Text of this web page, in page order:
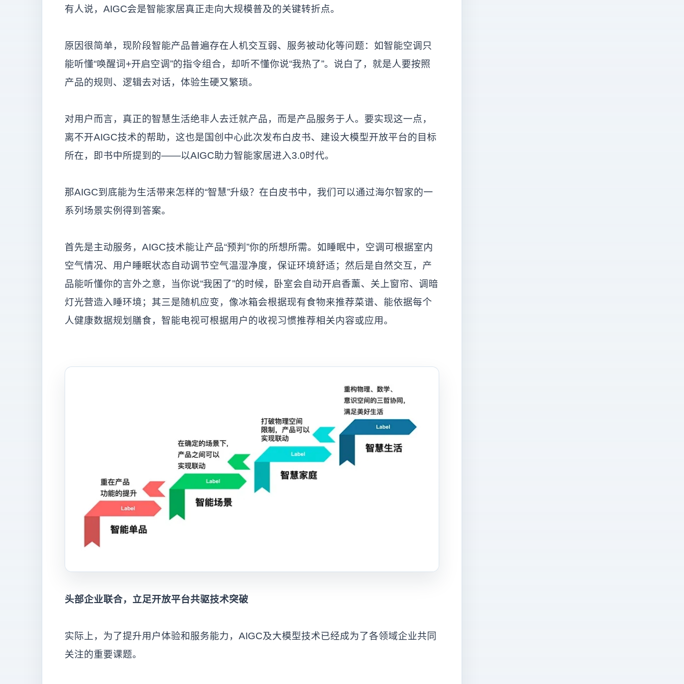
有人说，AIGC会是智能家居真正走向大规模普及的关键转折点。
原因很简单，现阶段智能产品普遍存在人机交互弱、服务被动化等问题：如智能空调只
能听懂“唤醒词+开启空调”的指令组合，却听不懂你说“我热了”。说白了，就是人要按照
产品的规则、逻辑去对话，体验生硬又繁琐。
对用户而言，真正的智慧生活绝非人去迁就产品，而是产品服务于人。要实现这一点，
离不开AIGC技术的帮助，这也是国创中心此次发布白皮书、建设大模型开放平台的目标
所在，即书中所提到的——以AIGC助力智能家居进入3.0时代。
那AIGC到底能为生活带来怎样的“智慧”升级？在白皮书中，我们可以通过海尔智家的一
系列场景实例得到答案。
首先是主动服务，AIGC技术能让产品“预判”你的所想所需。如睡眠中，空调可根据室内
空气情况、用户睡眠状态自动调节空气温湿净度，保证环境舒适；然后是自然交互，产
品能听懂你的言外之意，当你说“我困了”的时候，卧室会自动开启香薰、关上窗帘、调暗
灯光营造入睡环境；其三是随机应变，像冰箱会根据现有食物来推荐菜谱、能依据每个
人健康数据规划膳食，智能电视可根据用户的收视习惯推荐相关内容或应用。
头部企业联合，立足开放平台共驱技术突破
实际上，为了提升用户体验和服务能力，AIGC及大模型技术已经成为了各领域企业共同
关注的重要课题。